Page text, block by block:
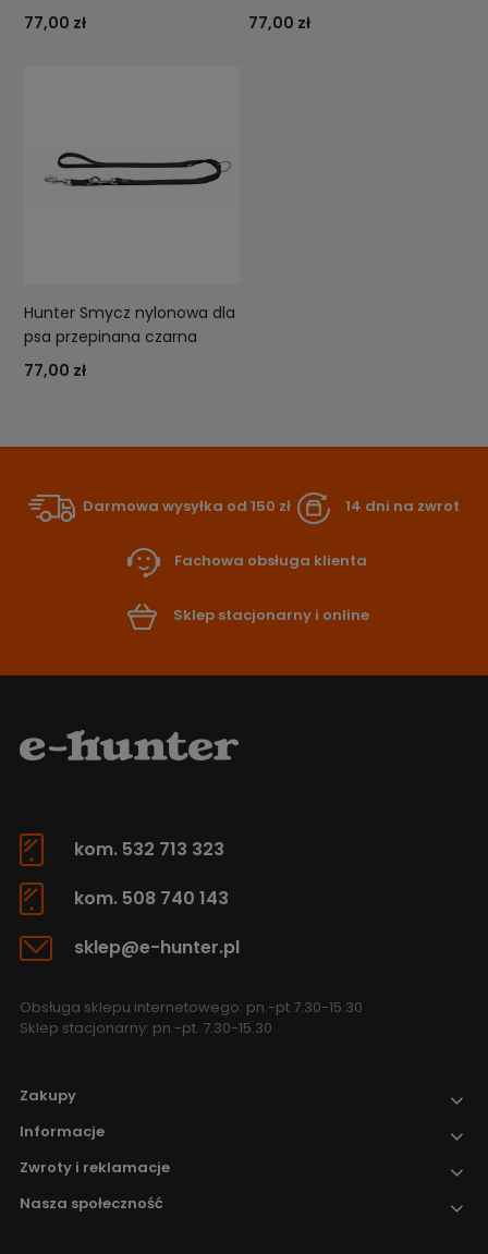
77,00 zł
77,00 zł
Hunter Smycz nylonowa dla
psa przepinana czarna
77,00 zł
Darmowa wysyłka od 150 zł 14 dni na zwrot
Fachowa obsługa klienta
Sklep stacjonarny i online
kom. 532 713 323
kom. 508 740 143
sklep@e-hunter.pl
Obsługa sklepu internetowego: pn.-pt 7.30-15.30
Sklep stacjonarny: pn.-pt. 7.30-15.30
Zakupy
Informacje
Zwroty i reklamacje
Nasza społeczność